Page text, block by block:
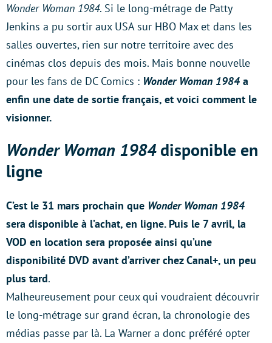
Wonder Woman 1984. Si le long-métrage de Patty
Jenkins a pu sortir aux USA sur HBO Max et dans les
salles ouvertes, rien sur notre territoire avec des
cinémas clos depuis des mois. Mais bonne nouvelle
pour les fans de DC Comics : Wonder Woman 1984 a
enfin une date de sortie français, et voici comment le
visionner.
Wonder Woman 1984disponible en
ligne
C’est le 31 mars prochain que Wonder Woman 1984
sera disponible à l’achat, en ligne. Puis le 7 avril, la
VOD en location sera proposée ainsi qu’une
disponibilité DVD avant d’arriver chez Canal+, un peu
plus tard.
Malheureusement pour ceux qui voudraient découvrir
le long-métrage sur grand écran, la chronologie des
médias passe par là. La Warner a donc préféré opter